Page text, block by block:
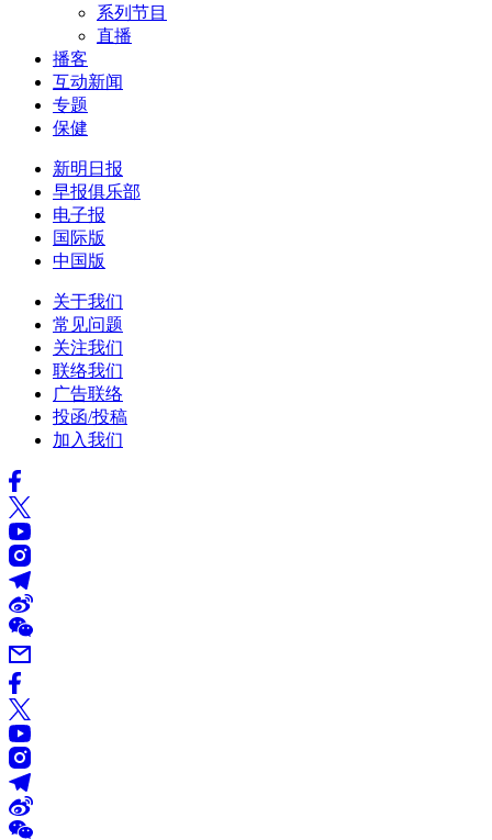
系列节目
直播
播客
互动新闻
专题
保健
新明日报
早报俱乐部
电子报
国际版
中国版
关于我们
常见问题
关注我们
联络我们
广告联络
投函/投稿
加入我们